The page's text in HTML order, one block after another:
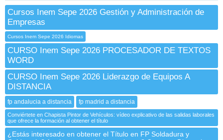
Cursos Inem Sepe 2026 Gestión y Administración de
Empresas
Cursos Inem Sepe 2026 Idiomas
CURSO Inem Sepe 2026 PROCESADOR DE TEXTOS
WORD
CURSO Inem Sepe 2026 Liderazgo de Equipos A
DISTANCIA
fp andalucia a distancia fp madrid a distancia
Conviértete en Chapista Pintor de Vehículos: vídeo explicativo de las salidas laborales
que ofrece la formación al obtener el título
¿Estás interesado en obtener el Título en FP Soldadura y